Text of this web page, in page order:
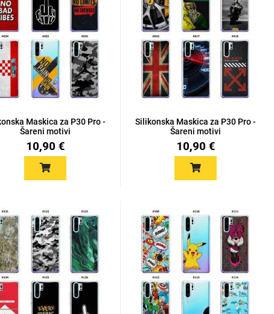
Maskica za P30 Pro -
Šareni motivi
10,90 €
Silikonska Maskica za P30 Pro -
Šareni motivi
10,90 €